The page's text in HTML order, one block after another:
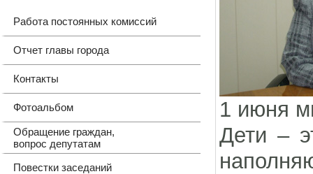
Работа постоянных комиссий
Отчет главы города
Контакты
Фотоальбом
Обращение граждан,
вопрос депутатам
Повестки заседаний
1 июня
Дети –